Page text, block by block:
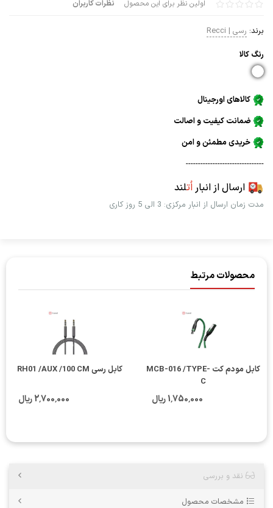
اولین نظر برای این محصول نظرات کاربران
برند: رسی | Recci
رنگ كالا
کالاهای اورجینال
ضمانت کیفیت و اصالت
خریدی مطمئن و امن
--------------------------------
ارسال از انباراُتلند
مدت زمان ارسال از انبار مرکزی: 3 الی 5 روز کاری
محصولات مرتبط
کابل مودم کت MCB-016 /TYPE-
C
1٬750٬000 ریال
کابل رسی RH01 /AUX /100 CM
2٬700٬000 ریال
نقد و بررسی
مشخصات محصول